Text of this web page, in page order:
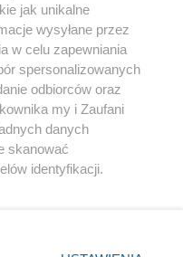
Youtube
jak unikalne
wysyłane przez
w celu zapewniania
spersonalizowanych
odbiorców oraz
my i Zaufani
danych
skanować
identyfikacji.
ustawień prywatności